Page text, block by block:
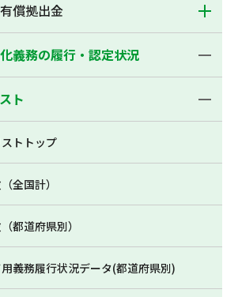
償拠出金
義務の履行・認定状況
ト
トトップ
全国計）
都道府県別）
義務履行状況データ(都道府県別)